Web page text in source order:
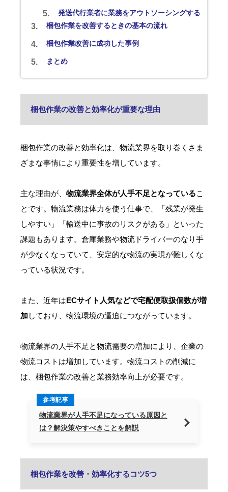
発送代行業者に業務をアウトソーシングする
梱包作業を改善するときの基本の流れ
梱包作業改善に成功した事例
まとめ
梱包作業の改善と効率化が重要な理由
梱包作業の改善と効率化は、物流業界を取り巻くさま
ざまな事情により重要性を増しています。
主な理由が、 物流業界全体が人手不足となっているこ
とです。物流業務は体力を使う仕事で、「残業が発生
しやすい」「輸送中に事故のリスクがある」といった
課題もあります。倉庫業務や物流ドライバーのなり手
が少なくなっていて、安定的な物流の実現が難しくな
っている状況です。
また、近年はECサイト人気などで宅配便取扱個数が増
加 しており、物流環境の逼迫につながっています。
物流業界の人手不足と物流需要の増加により、企業の
物流コストは増加しています。物流コストの削減に
は、梱包作業の改善と業務効率向上が必要です。
参考記事
物流業界が人手不足になっている原因と
は？解決策やすべきことを解説
梱包作業を改善・効率化するコツ5つ